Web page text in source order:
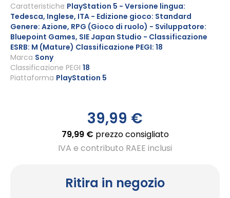
all'inizio
della
galleria
di
immagini
39,99 €
79,99 € prezzo consigliato
IVA e contributo RAEE inclusi
Ritira in negozio
Marca Sony
Caratteristiche PlayStation 5 - Versione lingua:
Tedesca, Inglese, ITA - Edizione gioco: Standard
Genere: Azione, RPG (Gioco di ruolo) - Sviluppatore:
Bluepoint Games, SIE Japan Studio - Classificazione
ESRB: M (Mature) Classificazione PEGI: 18
Classificazione PEGI 18
Piattaforma PlayStation 5